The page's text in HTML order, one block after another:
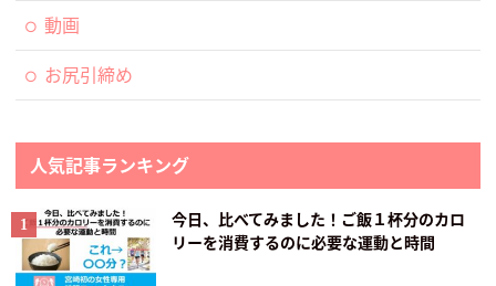
動画
お尻引締め
人気記事ランキング
今日、比べてみました！ご飯１杯分のカロ
リーを消費するのに必要な運動と時間